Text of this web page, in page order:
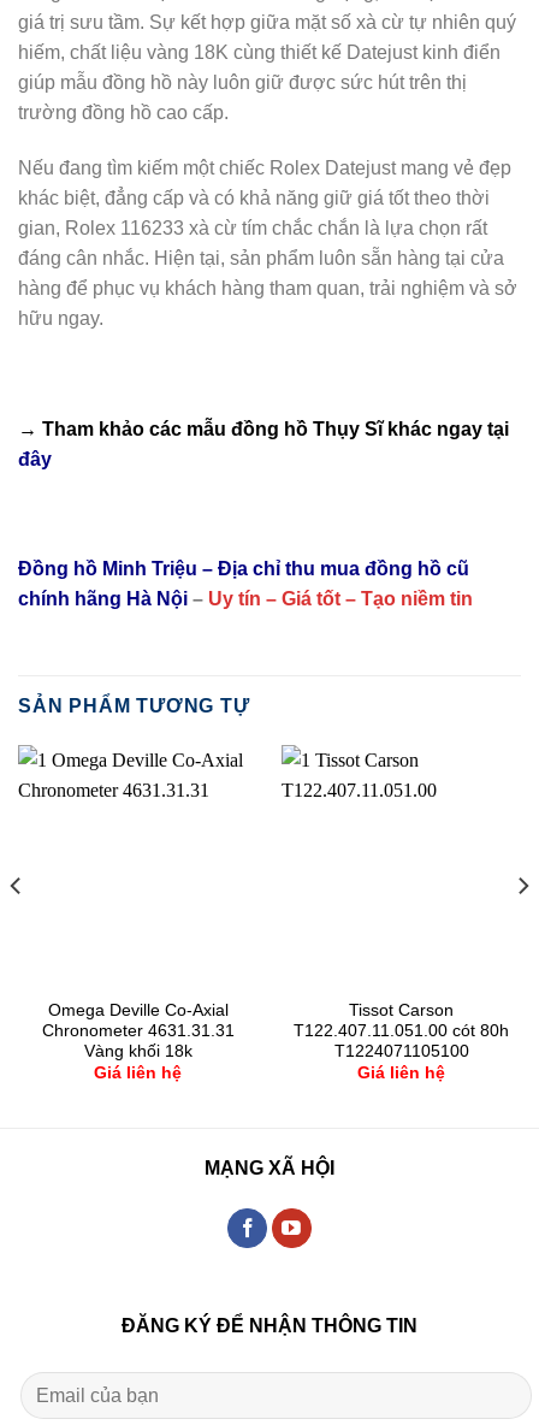
giá trị sưu tầm. Sự kết hợp giữa mặt số xà cừ tự nhiên quý
hiếm, chất liệu vàng 18K cùng thiết kế Datejust kinh điển
giúp mẫu đồng hồ này luôn giữ được sức hút trên thị
trường đồng hồ cao cấp.
Nếu đang tìm kiếm một chiếc Rolex Datejust mang vẻ đẹp
khác biệt, đẳng cấp và có khả năng giữ giá tốt theo thời
gian, Rolex 116233 xà cừ tím chắc chắn là lựa chọn rất
đáng cân nhắc. Hiện tại, sản phẩm luôn sẵn hàng tại cửa
hàng để phục vụ khách hàng tham quan, trải nghiệm và sở
hữu ngay.
→ Tham khảo các mẫu đồng hồ Thụy Sĩkhác ngay tại
đây
Đồng hồ Minh Triệu – Địa chỉ thu mua đồng hồ cũ
chính hãng Hà Nội – Uy tín – Giá tốt – Tạo niềm tin
SẢN PHẨM TƯƠNG TỰ
Omega Deville Co-Axial
Chronometer 4631.31.31
Vàng khối 18k
Giá liên hệ
Tissot Carson
T122.407.11.051.00 cót 80h
T1224071105100
Giá liên hệ
MẠNG XÃ HỘI
ĐĂNG KÝ ĐỂ NHẬN THÔNG TIN